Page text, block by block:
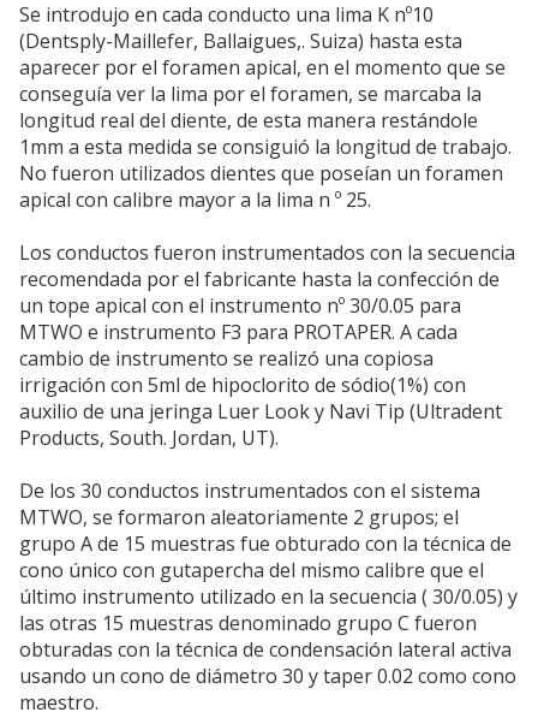
Se introdujo en cada conducto una lima K nº10
(Dentsply-Maillefer, Ballaigues,. Suiza) hasta esta
aparecer por el foramen apical, en el momento que se
conseguía ver la lima por el foramen, se marcaba la
longitud real del diente, de esta manera restándole
1mm a esta medida se consiguió la longitud de trabajo.
No fueron utilizados dientes que poseían un foramen
apical con calibre mayor a la lima n º 25.
Los conductos fueron instrumentados con la secuencia
recomendada por el fabricante hasta la confección de
un tope apical con el instrumento nº 30/0.05 para
MTWO e instrumento F3 para PROTAPER. A cada
cambio de instrumento se realizó una copiosa
irrigación con 5ml de hipoclorito de sódio(1%) con
auxilio de una jeringa Luer Look y Navi Tip (Ultradent
Products, South. Jordan, UT).
De los 30 conductos instrumentados con el sistema
MTWO, se formaron aleatoriamente 2 grupos; el
grupo A de 15 muestras fue obturado con la técnica de
cono único con gutapercha del mismo calibre que el
último instrumento utilizado en la secuencia ( 30/0.05) y
las otras 15 muestras denominado grupo C fueron
obturadas con la técnica de condensación lateral activa
usando un cono de diámetro 30 y taper 0.02 como cono
maestro.